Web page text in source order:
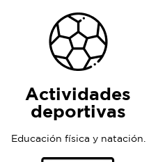
Actividades
deportivas
Educación física y natación.